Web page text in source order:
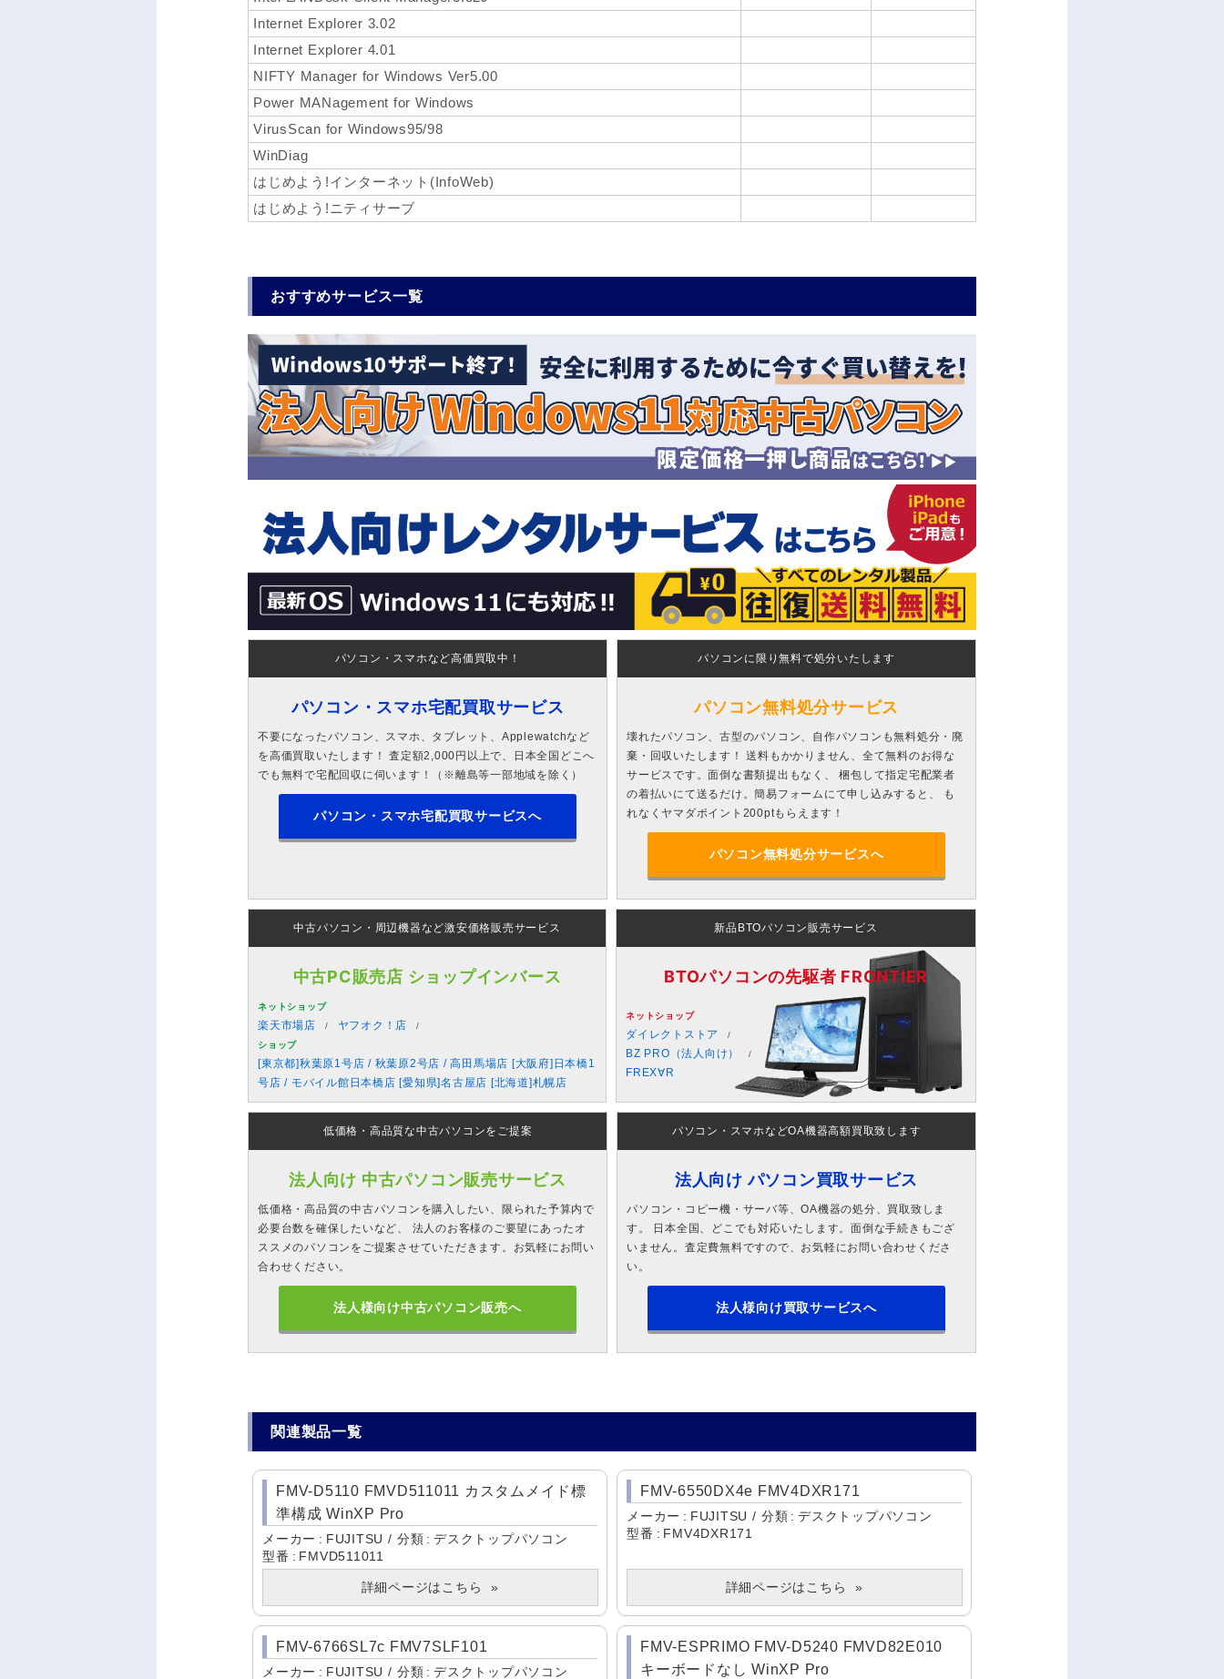
Internet Explorer 3.02
Internet Explorer 4.01
NIFTY Manager for Windows Ver5.00
Power MANagement for Windows
VirusScan for Windows95/98
WinDiag
はじめよう!インターネット(InfoWeb)
はじめよう!ニティサーブ
おすすめサービス一覧
パソコン・スマホなど高価買取中！
パソコン・スマホ宅配買取サービス
不要になったパソコン、スマホ、タブレット、Applewatchなど
を高価買取いたします！ 査定額2,000円以上で、日本全国どこへ
でも無料で宅配回収に伺います！（※離島等一部地域を除く）
パソコン・スマホ宅配買取サービスへ
パソコンに限り無料で処分いたします
パソコン無料処分サービス
壊れたパソコン、古型のパソコン、自作パソコンも無料処分・廃
棄・回収いたします！ 送料もかかりません、全て無料のお得な
サービスです。面倒な書類提出もなく、 梱包して指定宅配業者
の着払いにて送るだけ。簡易フォームにて申し込みすると、 も
れなくヤマダポイント200ptもらえます！
パソコン無料処分サービスへ
中古パソコン・周辺機器など激安価格販売サービス
中古PC販売店 ショップインバース
ネットショップ
楽天市場店 ヤフオク！店
ショップ
[東京都]秋葉原1号店 / 秋葉原2号店 / 高田馬場店 [大阪府]日本橋1
号店 / モバイル館日本橋店 [愛知県]名古屋店 [北海道]札幌店
新品BTOパソコン販売サービス
BTOパソコンの先駆者 FRONTIER
ネットショップ
ダイレクトストア
BZ PRO（法人向け）
FREX∀R
低価格・高品質な中古パソコンをご提案
法人向け 中古パソコン販売サービス
低価格・高品質の中古パソコンを購入したい、限られた予算内で
必要台数を確保したいなど、 法人のお客様のご要望にあったオ
ススメのパソコンをご提案させていただきます。お気軽にお問い
合わせください。
法人様向け中古パソコン販売へ
パソコン・スマホなどOA機器高額買取致します
法人向け パソコン買取サービス
パソコン・コピー機・サーバ等、OA機器の処分、買取致しま
す。 日本全国、どこでも対応いたします。面倒な手続きもござ
いません。査定費無料ですので、お気軽にお問い合わせくださ
い。
法人様向け買取サービスへ
関連製品一覧
FMV-D5110 FMVD511011 カスタムメイド標
準構成 WinXP Pro
メーカー FUJITSU 分類
デスクトップパソコン
型番
FMVD511011
詳細ページはこちら
FMV-6550DX4e FMV4DXR171
メーカー FUJITSU 分類
デスクトップパソコン
型番
FMV4DXR171
詳細ページはこちら
FMV-6766SL7c FMV7SLF101
メーカー FUJITSU 分類 デスクトップパソコン
FMV-ESPRIMO FMV-D5240 FMVD82E010
キーボードなし WinXP Pro